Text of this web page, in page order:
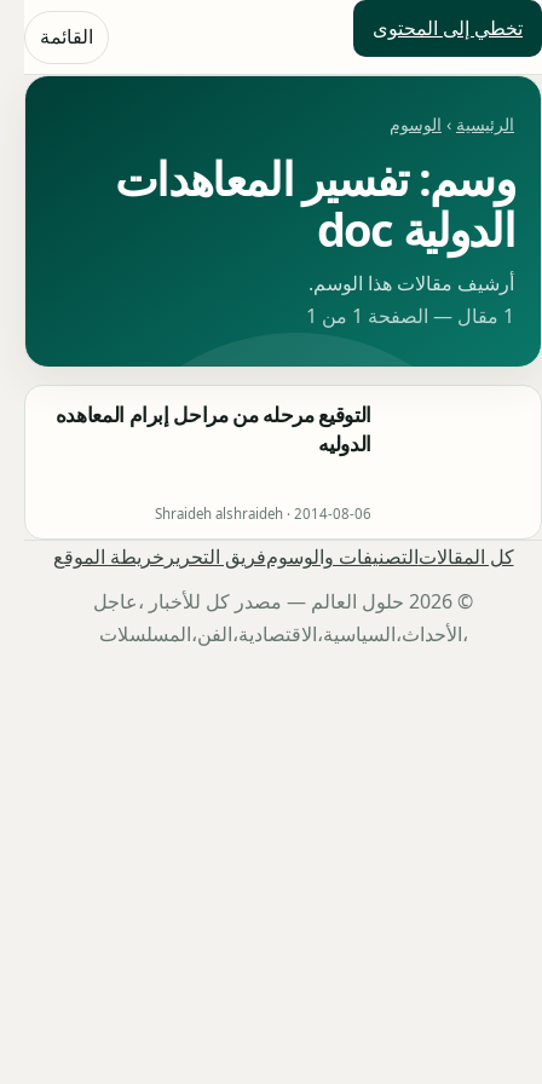
تخطي إلى المحتوى
حلول العالم القائمة
الرئيسية › الوسوم
وسم: تفسير المعاهدات
الدولية doc
أرشيف مقالات هذا الوسم.
1 مقال — الصفحة 1 من 1
التوقيع مرحله من مراحل إبرام المعاهده
الدوليه
Shraideh alshraideh · 2014-08-06
كل المقالاتالتصنيفات والوسومفريق التحرير خريطة الموقع
© 2026 حلول العالم — مصدر كل للأخبار ،عاجل
،الأحداث،السياسية،الاقتصادية،الفن،المسلسلات